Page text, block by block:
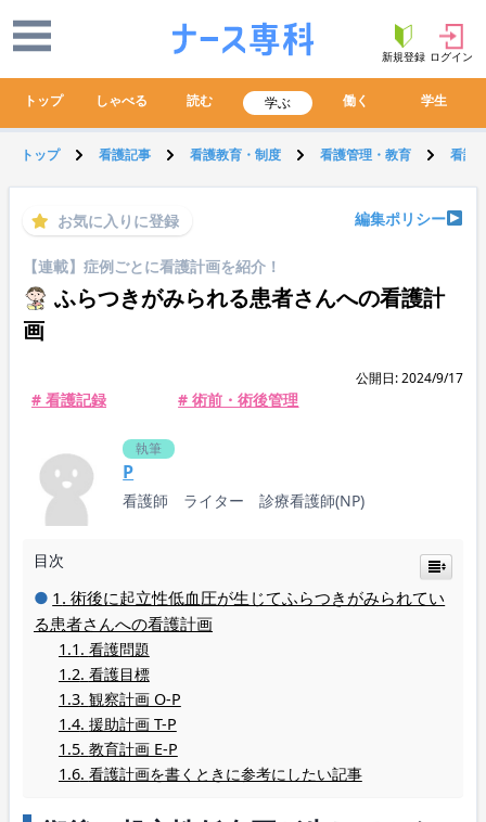
新規登録 ログイン
トップ しゃべる 読む 学ぶ 働く 学生
トップ 看護記事 看護教育・制度 看護管理・教育 看護
お気に入りに登録 編集ポリシー
【連載】症例ごとに看護計画を紹介！
ふらつきがみられる患者さんへの看護計
画
公開日: 2024/9/17
# 看護記録 # 術前・術後管理
執筆
P
看護師 ライター 診療看護師(NP)
目次
術後に起立性低血圧が生じてふらつきがみられてい
る患者さんへの看護計画
看護問題
看護目標
観察計画 O-P
援助計画 T-P
教育計画 E-P
看護計画を書くときに参考にしたい記事